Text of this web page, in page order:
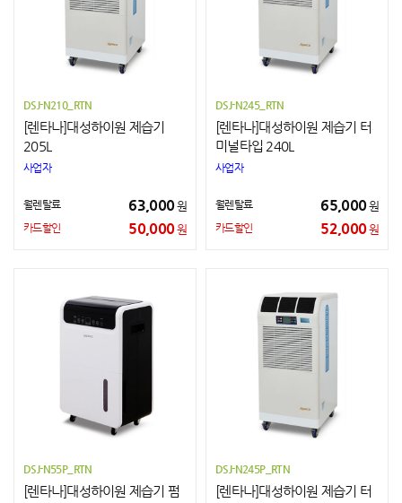
DSJ-N210_RTN
[렌타나]대성하이원 제습기
205L
사업자
월렌탈료 63,000원
카드할인 50,000원
DSJ-N245_RTN
[렌타나]대성하이원 제습기 터
미널타입 240L
사업자
월렌탈료 65,000원
카드할인 52,000원
DSJ-N55P_RTN
[렌타나]대성하이원 제습기 펌
DSJ-N245P_RTN
[렌타나]대성하이원 제습기 터